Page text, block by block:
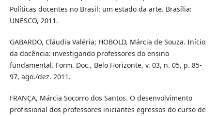
Políticas docentes no Brasil: um estado da arte. Brasília:
UNESCO, 2011.
GABARDO, Cláudia Valéria; HOBOLD, Márcia de Souza. Início
da docência: investigando professores do ensino
fundamental. Form. Doc., Belo Horizonte, v. 03, n. 05, p. 85-
97, ago./dez. 2011.
FRANÇA, Márcia Socorro dos Santos. O desenvolvimento
profissional dos professores iniciantes egressos do curso de